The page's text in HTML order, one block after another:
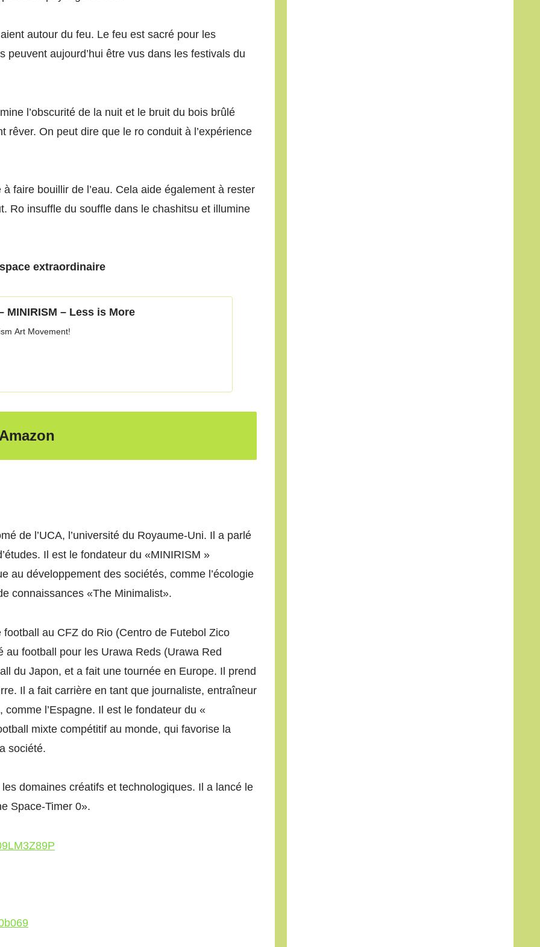
autour du feu. Le feu est sacré pour les
peuvent aujourd’hui être vus dans les festivals du
l’obscurité de la nuit et le bruit du bois brûlé
On peut dire que le ro conduit à l’expérience
faire bouillir de l’eau. Cela aide également à rester
Ro insuffle du souffle dans le chashitsu et illumine
extraordinaire
MINIRISM – Less is More
Art Movement!
de l’UCA, l’université du Royaume-Uni. Il a parlé
Il est le fondateur du «MINIRISM »
au développement des sociétés, comme l’écologie
connaissances «The Minimalist».
au CFZ do Rio (Centro de Futebol Zico
football pour les Urawa Reds (Urawa Red
du Japon, et a fait une tournée en Europe. Il prend
Il a fait carrière en tant que journaliste, entraîneur
l’Espagne. Il est le fondateur du «
mixte compétitif au monde, qui favorise la
société.
domaines créatifs et technologiques. Il a lancé le
Space-Timer 0».